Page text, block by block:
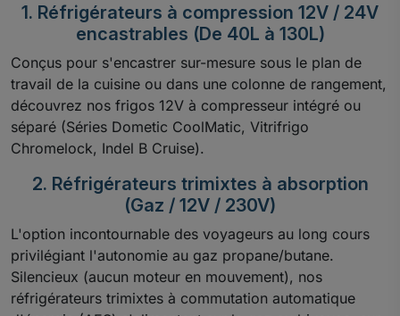
1. Réfrigérateurs à compression 12V / 24V
encastrables (De 40L à 130L)
Conçus pour s'encastrer sur-mesure sous le plan de
travail de la cuisine ou dans une colonne de rangement,
découvrez nos frigos 12V à compresseur intégré ou
séparé (Séries Dometic CoolMatic, Vitrifrigo
Chromelock, Indel B Cruise).
2. Réfrigérateurs trimixtes à absorption
(Gaz / 12V / 230V)
L'option incontournable des voyageurs au long cours
privilégiant l'autonomie au gaz propane/butane.
Silencieux (aucun moteur en mouvement), nos
réfrigérateurs trimixtes à commutation automatique